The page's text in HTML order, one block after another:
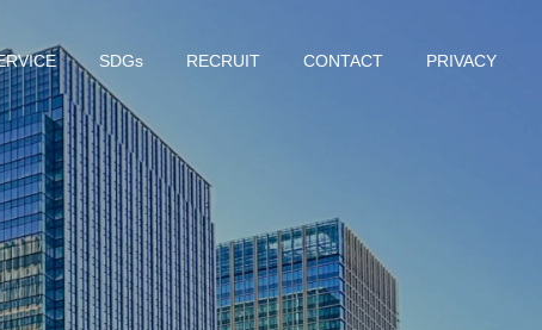
SDGs RECRUIT CONTACT PRIVACY